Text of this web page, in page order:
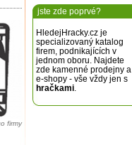
firmy
jste zde poprvé?
HledejHracky.cz je
specializovaný katalog
firem, podnikajících v
jednom oboru. Najdete
zde kamenné prodejny a
e-shopy - vše vždy jen s
hračkami.